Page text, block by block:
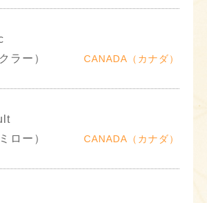
ラー）
CANADA（カナダ）
ロー）
CANADA（カナダ）